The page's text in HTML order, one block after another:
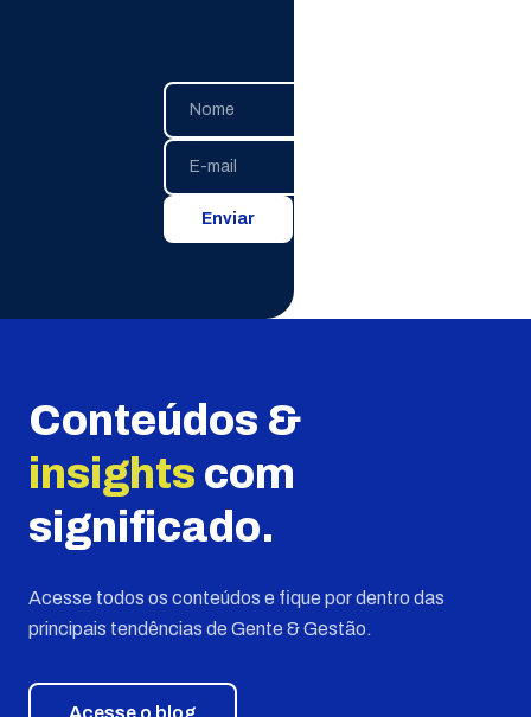
Enviar
Conteúdos &
insights com
significado.
Acesse todos os conteúdos e fique por dentro das
principais tendências de Gente & Gestão.
Acesse o blog